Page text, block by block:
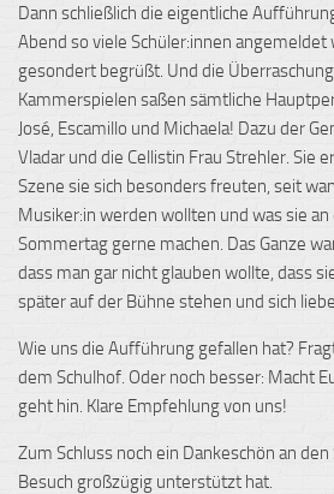
Dann schließlich die eigentliche
Abend so viele Schüler:innen
gesondert begrüßt. Und die
Kammerspielen saßen sämtliche
José, Escamillo und Michaela! Dazu der
Vladar und die Cellistin Frau Strehler. Sie
Szene sie sich besonders freuten, seit
Musiker:in werden wollten und was sie
Sommertag gerne machen. Das Ganze
dass man gar nicht glauben wollte, dass
später auf der Bühne stehen und sich
Wie uns die Aufführung gefallen hat?
dem Schulhof. Oder noch besser: Macht
geht hin. Klare Empfehlung von uns!
Zum Schluss noch ein Dankeschön an
Besuch großzügig unterstützt hat.